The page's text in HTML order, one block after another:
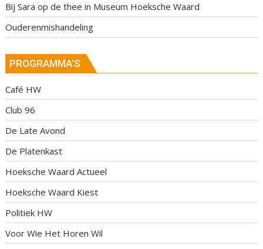
Bij Sara op de thee in Museum Hoeksche Waard
Ouderenmishandeling
PROGRAMMA’S
Café HW
Club 96
De Late Avond
De Platenkast
Hoeksche Waard Actueel
Hoeksche Waard Kiest
Politiek HW
Voor Wie Het Horen Wil